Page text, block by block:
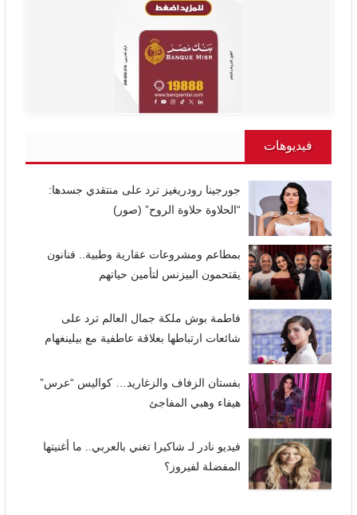
فيديوهات
جورجينا رودريغيز ترد على منتقدي جسدها:
“الحلاوة حلاوة الروح” (صور)
بمطاعم ومشروعات عقارية وطبية.. فنانون
يقتحمون البيزنس لتأمين حياتهم
فاطمة بوش ملكة جمال العالم ترد على
شائعات ارتباطها بعلاقة عاطفية مع بيلينغهام
بفستان الزفاف والزغاريد… كواليس “عرس”
هيفاء وهبي المفاجئ
فيديو نادر لـ شاكيرا تغني بالعربي.. ما أغنيتها
المفضلة لفيروز؟